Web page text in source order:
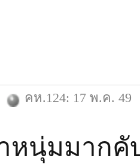
คห.124: 17 พ.ค. 49
นุ่มมากคั